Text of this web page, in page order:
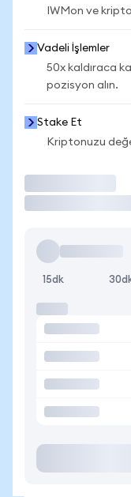
IWMon ve
Vadeli İşlemler
50x kaldıraca
pozisyon alın.
Stake Et
Kriptonuzu
15dk